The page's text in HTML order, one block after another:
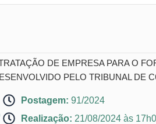
DE EMPRESA PARA O
PELO TRIBUNAL DE
Postagem: 91/2024
Realização: 21/08/2024 às